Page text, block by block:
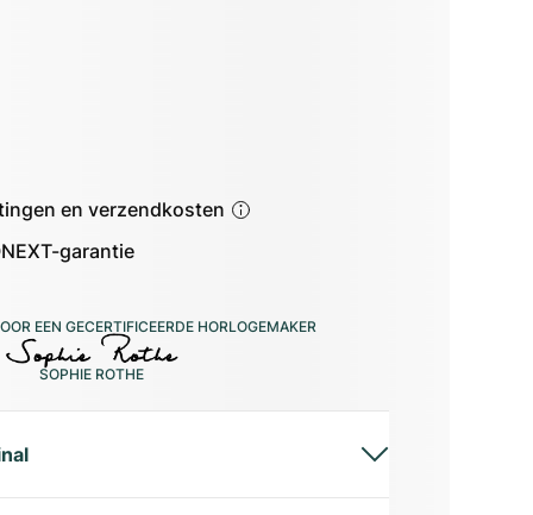
en verzendkosten
garantie
EEN GECERTIFICEERDE HORLOGEMAKER
SOPHIE ROTHE